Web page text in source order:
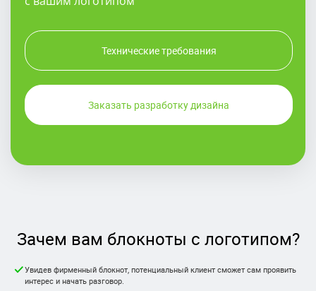
Технические требования
Заказать разработку дизайна
Зачем вам блокноты с логотипом?
Увидев фирменный блокнот, потенциальный клиент сможет сам проявить
интерес и начать разговор.